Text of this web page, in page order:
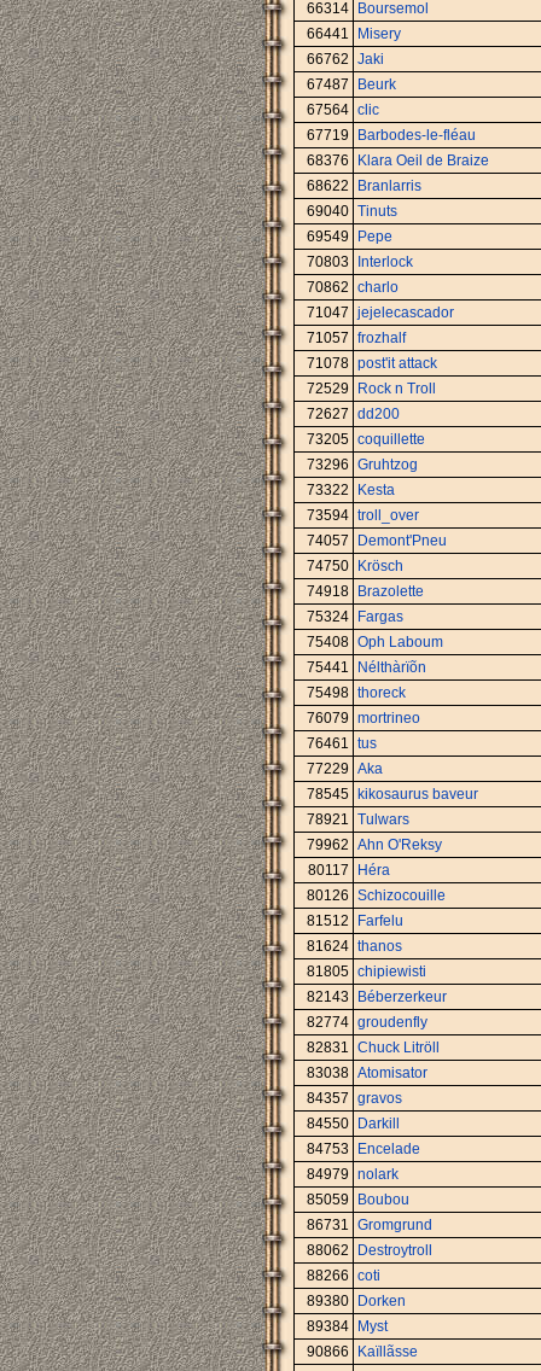
66314
Boursemol
66441
Misery
66762 Jaki
67487
Beurk
67564 clic
67719
Barbodes-le-fléau
68376
Klara Oeil de Braize
68622
Branlarris
69040 Tinuts
69549
Pepe
70803
Interlock
70862 charlo
71047 jejelecascador
71057 frozhalf
71078 post'it attack
72529
Rock n Troll
72627 dd200
73205 coquillette
73296 Gruhtzog
73322
Kesta
73594 troll_over
74057
Demont'Pneu
74750
Krösch
74918
Brazolette
75324
Fargas
75408 Oph Laboum
75441
Nélthàrïõn
75498 thoreck
76079 mortrineo
76461 tus
77229 Aka
78545
kikosaurus baveur
78921 Tulwars
79962 Ahn O'Reksy
80117
Héra
80126 Schizocouille
81512
Farfelu
81624 thanos
81805 chipiewisti
82143
Béberzerkeur
82774 groudenfly
82831 Chuck Litröll
83038 Atomisator
84357 gravos
84550
Darkill
84753
Encelade
84979 nolark
85059
Boubou
86731 Gromgrund
88062
Destroytroll
88266 coti
89380
Dorken
89384
Myst
90866
Kaïllãsse